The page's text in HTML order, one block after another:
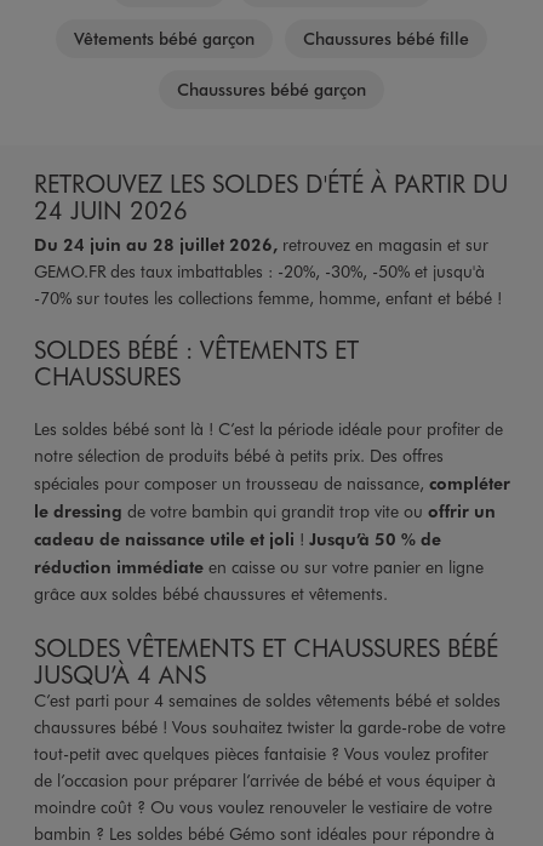
Vêtements bébé garçon Chaussures bébé fille
Chaussures bébé garçon
RETROUVEZ LES SOLDES D'ÉTÉ À PARTIR DU
24 JUIN 2026
Du 24 juin au 28 juillet 2026,retrouvez en magasin et sur
GEMO.FR des taux imbattables : -20%, -30%, -50% et jusqu'à
-70% sur toutes les collections femme, homme, enfant et bébé !
SOLDES BÉBÉ : VÊTEMENTS ET
CHAUSSURES
Les soldes bébé sont là ! C’est la période idéale pour profiter de
notre sélection de produits bébé à petits prix. Des offres
spéciales pour composer un trousseau de naissance, compléter
le dressing de votre bambin qui grandit trop vite ou offrir un
cadeau de naissance utile et joli ! Jusqu’à 50 % de
réduction immédiateen caisse ou sur votre panier en ligne
grâce aux soldes bébé chaussures et vêtements.
SOLDES VÊTEMENTS ET CHAUSSURES BÉBÉ
JUSQU’À 4 ANS
C’est parti pour 4 semaines de soldes vêtements bébé et soldes
chaussures bébé ! Vous souhaitez twister la garde-robe de votre
tout-petit avec quelques pièces fantaisie ? Vous voulez profiter
de l’occasion pour préparer l’arrivée de bébé et vous équiper à
moindre coût ? Ou vous voulez renouveler le vestiaire de votre
bambin ? Les soldes bébé Gémo sont idéales pour répondre à